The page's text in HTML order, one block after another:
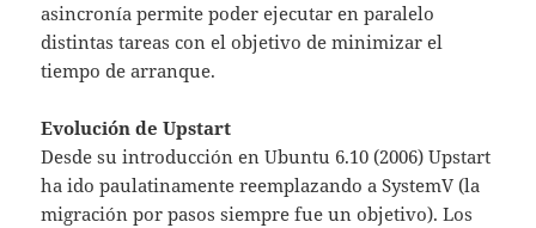
asincronía permite poder ejecutar en paralelo
distintas tareas con el objetivo de minimizar el
tiempo de arranque.
Evolución de Upstart
Desde su introducción en Ubuntu 6.10 (2006) Upstart
ha ido paulatinamente reemplazando a SystemV (la
migración por pasos siempre fue un objetivo). Los